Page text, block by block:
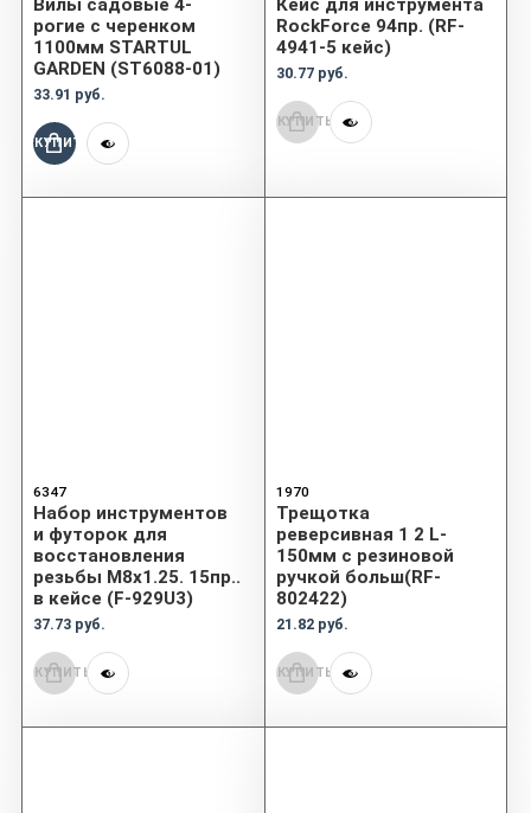
Вилы садовые 4-
рогие с черенком
1100мм STARTUL
GARDEN (ST6088-01)
33.91 руб.
КУПИТЬ
Кейс для инструмента
RockForce 94пр. (RF-
4941-5 кейс)
30.77 руб.
КУПИТЬ
6347
Набор инструментов
и футорок для
восстановления
резьбы М8х1.25. 15пр..
в кейсе (F-929U3)
37.73 руб.
КУПИТЬ
1970
Трещотка
реверсивная 1 2 L-
150мм с резиновой
ручкой больш(RF-
802422)
21.82 руб.
КУПИТЬ